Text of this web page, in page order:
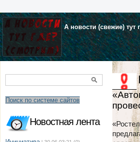
А новости (свежие) тут
Поиск по системе сайтов
Новостная лента